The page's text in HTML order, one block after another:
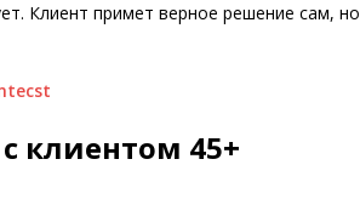
Клиент примет верное решение сам, но
клиентом 45+